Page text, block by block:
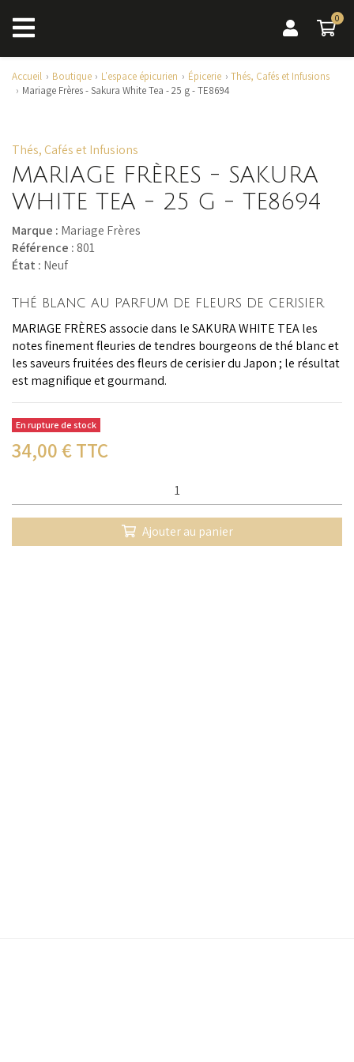
0
0
Accueil Boutique L'espace épicurien Épicerie
Thés, Cafés et Infusions
Mariage Frères - Sakura White Tea - 25 g - TE8694
Thés, Cafés et Infusions
MARIAGE FRÈRES - SAKURA
WHITE TEA - 25 G - TE8694
Marque : Mariage Frères
Référence :801
État : Neuf
THÉ BLANC AU PARFUM DE FLEURS DE CERISIER
MARIAGE FRÈRES associe dans le SAKURA WHITE TEA les
notes finement fleuries de tendres bourgeons de thé blanc et
les saveurs fruitées des fleurs de cerisier du Japon ; le résultat
est magnifique et gourmand.
En rupture de stock
34,00€ TTC
Ajouter au panier